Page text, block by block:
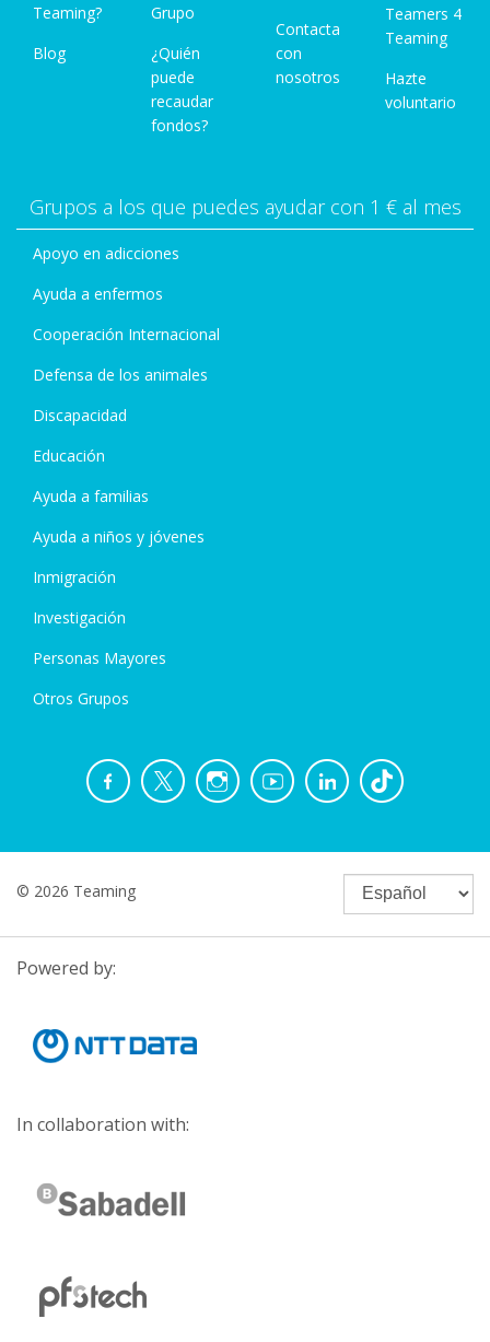
Teaming?
Blog
Grupo
¿Quién
puede
recaudar
fondos?
Contacta
con
nosotros
Teamers 4
Teaming
Hazte
voluntario
Grupos a los que puedes ayudar con 1 € al mes
Apoyo en adicciones
Ayuda a enfermos
Cooperación Internacional
Defensa de los animales
Discapacidad
Educación
Ayuda a familias
Ayuda a niños y jóvenes
Inmigración
Investigación
Personas Mayores
Otros Grupos
© 2026 Teaming
Powered by:
In collaboration with: